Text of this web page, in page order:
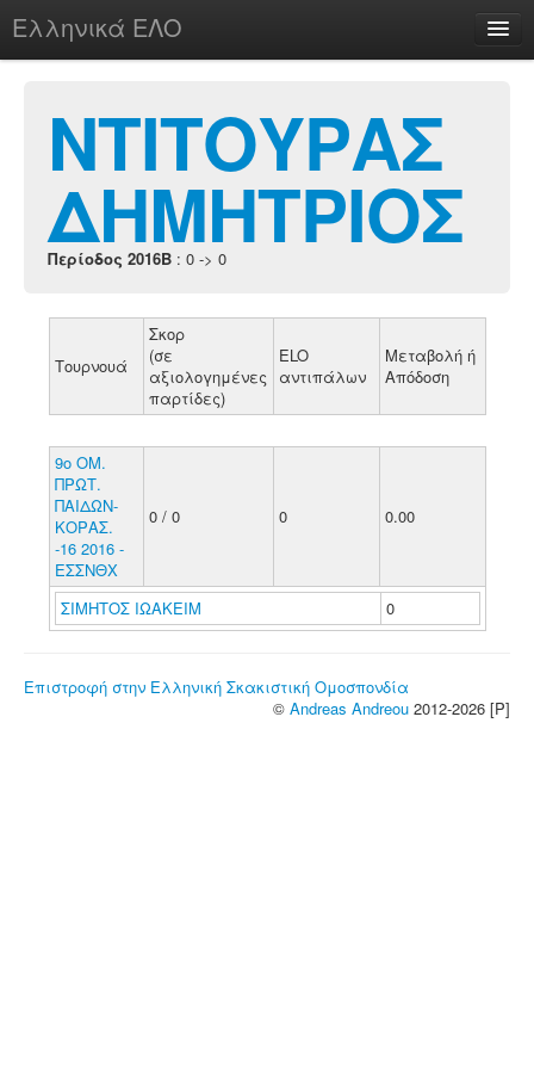
Ελληνικά ΕΛΟ
chesstu.be @ discord
Login
ΝΤΙΤΟΥΡΑΣ
ΔΗΜΗΤΡΙΟΣ
Περίοδος 2016B : 0 -> 0
Τουρνουά
Σκορ
(σε
αξιολογημένες
παρτίδες)
ELO
αντιπάλων
Μεταβολή ή
Απόδοση
9ο ΟΜ.
ΠΡΩΤ.
ΠΑΙΔΩΝ-
ΚΟΡΑΣ.
-16 2016 -
ΕΣΣΝΘΧ
0 / 0 0 0.00
ΣΙΜΗΤΟΣ ΙΩΑΚΕΙΜ 0
Επιστροφή στην Ελληνική Σκακιστική Ομοσπονδία
© Andreas Andreou 2012-2026 [P]